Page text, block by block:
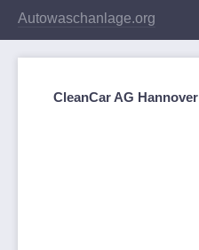
Autowaschanlage.org
CleanCar AG Hannover